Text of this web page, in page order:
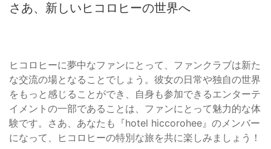
さあ、新しいヒコロヒーの世界へ
ヒコロヒーに夢中なファンにとって、ファンクラブは新た
な交流の場となることでしょう。彼女の日常や独自の世界
をもっと感じることができ、自身も参加できるエンターテ
イメントの一部であることは、ファンにとって魅力的な体
験です。さあ、あなたも『hotel hiccorohee』のメンバー
になって、ヒコロヒーの特別な旅を共に楽しみましょう！